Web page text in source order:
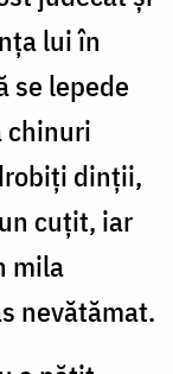
lui în
se lepede
chinuri
dinții,
cuțit, iar
mila
nevătămat.